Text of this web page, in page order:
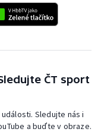
ČT sport
Sledujte nás i
a buďte v obraze.